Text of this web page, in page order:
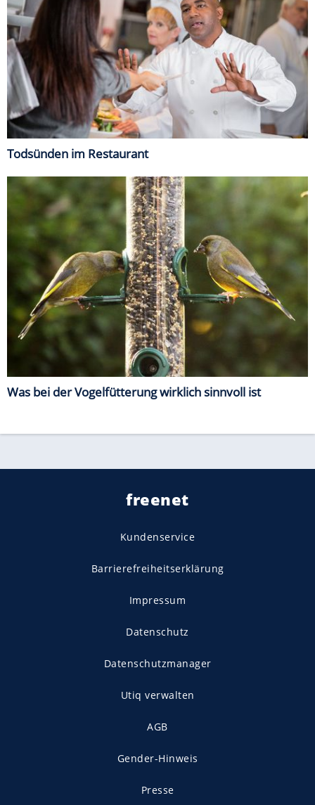
Todsünden im Restaurant
Was bei der Vogelfütterung wirklich sinnvoll ist
freenet
Kundenservice
Barrierefreiheitserklärung
Impressum
Datenschutz
Datenschutzmanager
Utiq verwalten
AGB
Gender-Hinweis
Presse